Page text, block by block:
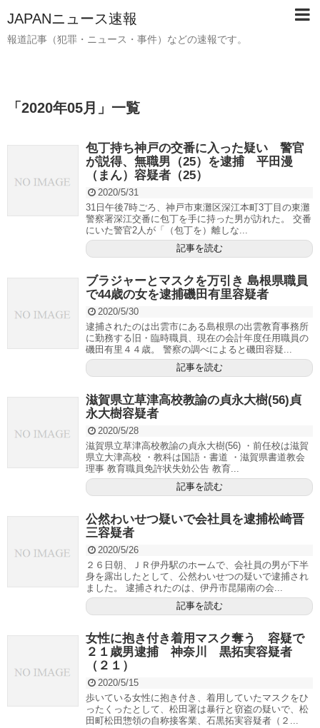
JAPANニュース速報
報道記事（犯罪・ニュース・事件）などの速報です。
「 2020年05月 」 一覧
包丁持ち神戸の交番に入った疑い 警官
が説得、無職男（25）を逮捕 平田漫
（まん）容疑者（25）
2020/5/31
31日午後7時ごろ、神戸市東灘区深江本町3丁目の東灘
警察署深江交番に包丁を手に持った男が訪れた。 交番
にいた警官2人が「（包丁を）離しな...
記事を読む
ブラジャーとマスクを万引き 島根県職員
で44歳の女を逮捕磯田有里容疑者
2020/5/30
逮捕されたのは出雲市にある島根県の出雲教育事務所
に勤務する旧・臨時職員、現在の会計年度任用職員の
磯田有里４４歳。 警察の調べによると磯田容疑...
記事を読む
滋賀県立草津高校教諭の貞永大樹(56)貞
永大樹容疑者
2020/5/28
滋賀県立草津高校教諭の貞永大樹(56) ・前任校は滋賀
県立大津高校 ・教科は国語・書道 ・滋賀県書道教会
理事 教育職員免許状失効公告 教育...
記事を読む
公然わいせつ疑いで会社員を逮捕松崎晋
三容疑者
2020/5/26
２６日朝、ＪＲ伊丹駅のホームで、会社員の男が下半
身を露出したとして、公然わいせつの疑いで逮捕され
ました。 逮捕されたのは、伊丹市昆陽南の会...
記事を読む
女性に抱き付き着用マスク奪う 容疑で
２１歳男逮捕 神奈川 黒拓実容疑者
（２１）
2020/5/15
歩いている女性に抱き付き、着用していたマスクをひ
ったくったとして、松田署は暴行と窃盗の疑いで、松
田町松田惣領の自称接客業、石黒拓実容疑者（２...